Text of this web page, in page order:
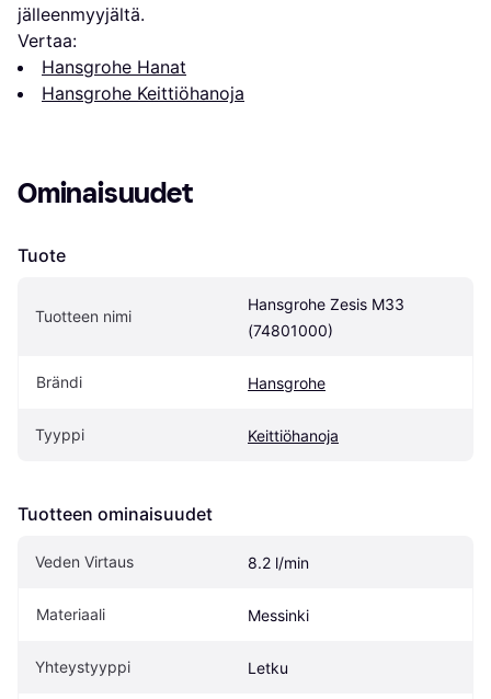
jälleenmyyjältä.
Vertaa:
Hansgrohe Hanat
Hansgrohe Keittiöhanoja
Ominaisuudet
Tuote
Tuotteen nimi
Hansgrohe Zesis M33
(74801000)
Brändi Hansgrohe
Tyyppi Keittiöhanoja
Tuotteen ominaisuudet
Veden Virtaus 8.2 l/min
Materiaali Messinki
Yhteystyyppi Letku